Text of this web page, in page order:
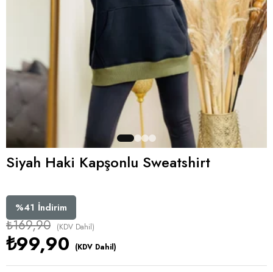
Siyah Haki Kapşonlu Sweatshirt
%41 İndirim
₺169,90 (KDV Dahil)
₺99,90 (KDV Dahil)